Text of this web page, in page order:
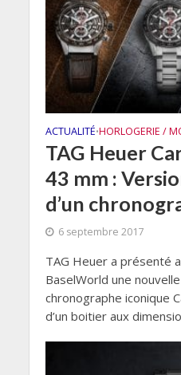
ACTUALITÉ•HORLOGERIE /
TAG Heuer
43 mm :
d’un
6 septembre 2017
TAG Heuer a présenté
BaselWorld une
chronographe iconique
d’un boitier aux